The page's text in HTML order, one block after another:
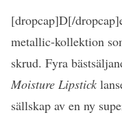
[dropcap]D[/
metallic-kollektion
skrud. Fyra
Moisture Lipstick
sällskap av en ny